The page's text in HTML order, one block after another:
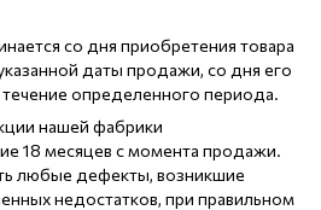
со дня приобретения товара
даты продажи, со дня его
определенного периода.
нашей фабрики
18 месяцев с момента продажи.
любые дефекты, возникшие
недостатков, при правильном